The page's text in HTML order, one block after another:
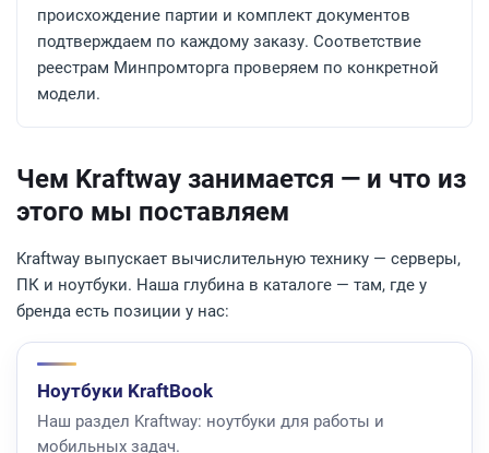
происхождение партии и комплект документов
подтверждаем по каждому заказу. Соответствие
реестрам Минпромторга проверяем по конкретной
модели.
Чем Kraftway занимается — и что из
этого мы поставляем
Kraftway выпускает вычислительную технику — серверы,
ПК и ноутбуки. Наша глубина в каталоге — там, где у
бренда есть позиции у нас:
Ноутбуки KraftBook
Наш раздел Kraftway: ноутбуки для работы и
мобильных задач.